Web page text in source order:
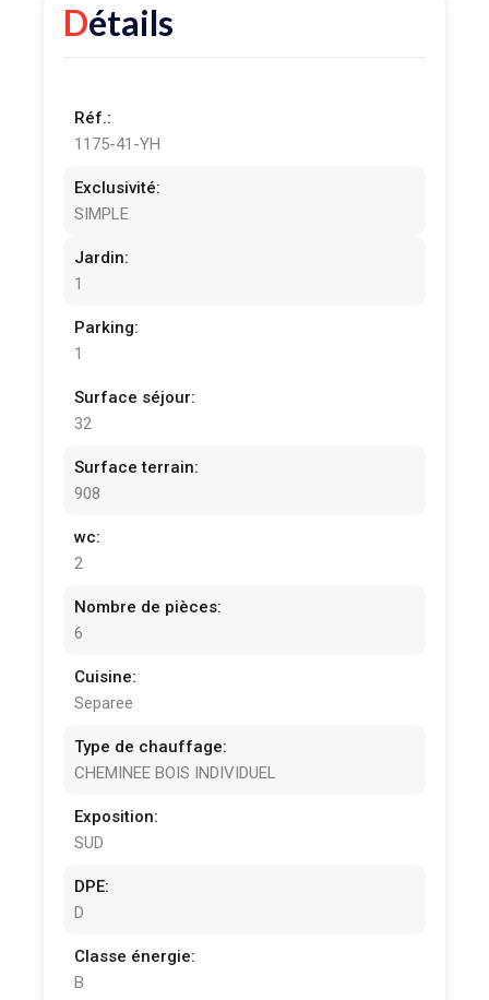
Détails
Réf.:
1175-41-YH
Exclusivité:
SIMPLE
Jardin:
1
Parking:
1
Surface séjour:
32
Surface terrain:
908
wc:
2
Nombre de pièces:
6
Cuisine:
Separee
Type de chauffage:
CHEMINEE BOIS INDIVIDUEL
Exposition:
SUD
DPE:
D
Classe énergie:
B